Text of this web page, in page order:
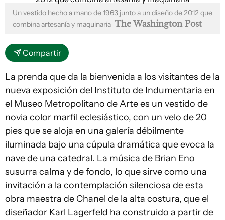
Un vestido hecho a mano de 1963 junto a un diseño de 2012 que
combina artesanía y maquinaria The Washington Post
Compartir
La prenda que da la bienvenida a los visitantes de la
nueva exposición del Instituto de Indumentaria en
el Museo Metropolitano de Arte es un vestido de
novia color marfil eclesiástico, con un velo de 20
pies que se aloja en una galería débilmente
iluminada bajo una cúpula dramática que evoca la
nave de una catedral. La música de Brian Eno
susurra calma y de fondo, lo que sirve como una
invitación a la contemplación silenciosa de esta
obra maestra de Chanel de la alta costura, que el
diseñador Karl Lagerfeld ha construido a partir de